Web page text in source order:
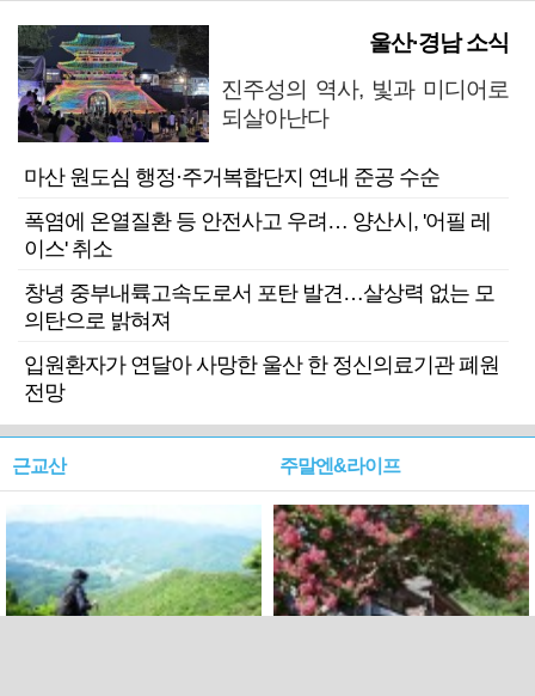
울산·경남 소식
진주성의 역사, 빛과 미디어로
되살아난다
마산 원도심 행정·주거복합단지 연내 준공 수순
폭염에 온열질환 등 안전사고 우려… 양산시, '어필 레
이스' 취소
창녕 중부내륙고속도로서 포탄 발견…살상력 없는 모
의탄으로 밝혀져
입원환자가 연달아 사망한 울산 한 정신의료기관 폐원
전망
근교산 주말엔&라이프